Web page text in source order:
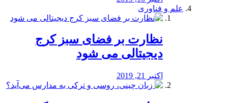
علم و فناوری
نظارت بر فضای سبز کرج
دیجیتالی می شود
اکتبر 21, 2019